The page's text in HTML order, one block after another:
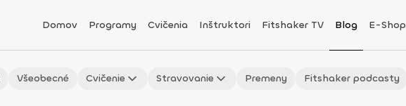
Domov Programy Cvičenia Inštruktori Fitshaker TV Blog E-Shop
Všeobecné Cvičenie Stravovanie Premeny Fitshaker podcasty